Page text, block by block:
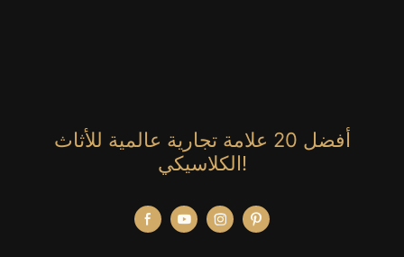
أفضل 20 علامة تجارية عالمية للأثاث
الكلاسيكي!